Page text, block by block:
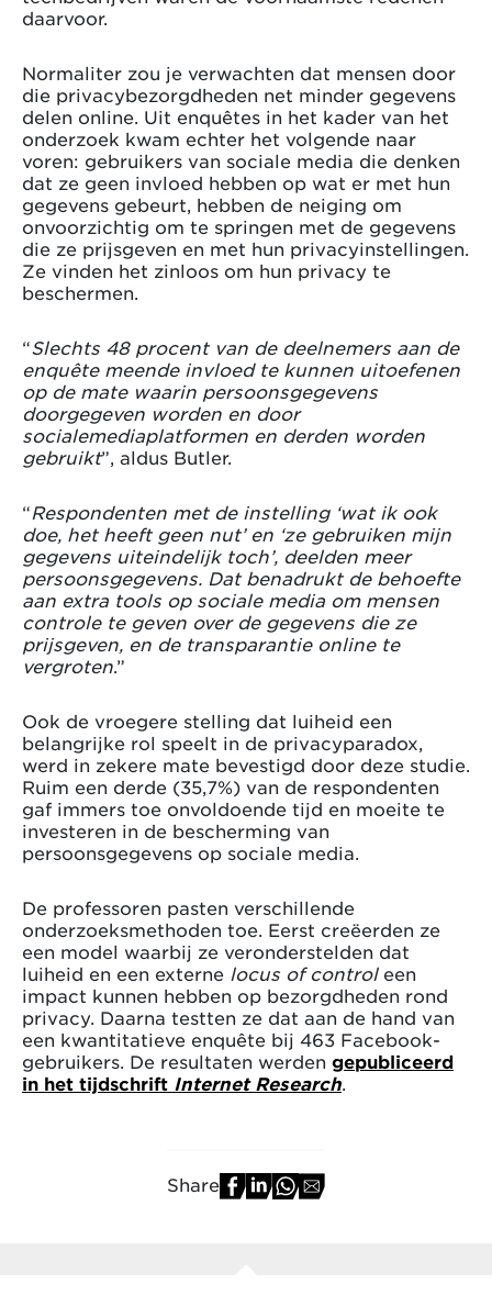
daarvoor.
Normaliter zou je verwachten dat mensen door
die privacybezorgdheden net minder gegevens
delen online. Uit enquêtes in het kader van het
onderzoek kwam echter het volgende naar
voren: gebruikers van sociale media die denken
dat ze geen invloed hebben op wat er met hun
gegevens gebeurt, hebben de neiging om
onvoorzichtig om te springen met de gegevens
die ze prijsgeven en met hun privacyinstellingen.
Ze vinden het zinloos om hun privacy te
beschermen.
“Slechts 48 procent van de deelnemers aan de
enquête meende invloed te kunnen uitoefenen
op de mate waarin persoonsgegevens
doorgegeven worden en door
socialemediaplatformen en derden worden
gebruikt”, aldus Butler.
“Respondenten met de instelling ‘wat ik ook
doe, het heeft geen nut’ en ‘ze gebruiken mijn
gegevens uiteindelijk toch’, deelden meer
persoonsgegevens. Dat benadrukt de behoefte
aan extra tools op sociale media om mensen
controle te geven over de gegevens die ze
prijsgeven, en de transparantie online te
vergroten.”
Ook de vroegere stelling dat luiheid een
belangrijke rol speelt in de privacyparadox,
werd in zekere mate bevestigd door deze studie.
Ruim een derde (35,7%) van de respondenten
gaf immers toe onvoldoende tijd en moeite te
investeren in de bescherming van
persoonsgegevens op sociale media.
De professoren pasten verschillende
onderzoeksmethoden toe. Eerst creëerden ze
een model waarbij ze veronderstelden dat
luiheid en een externe locus of control een
impact kunnen hebben op bezorgdheden rond
privacy. Daarna testten ze dat aan de hand van
een kwantitatieve enquête bij 463 Facebook-
gebruikers. De resultaten werden gepubliceerd
in het tijdschrift Internet Research.
Share